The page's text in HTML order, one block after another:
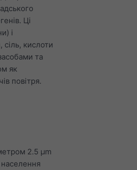
Ці
і
кислоти
та
як
повітря.
2.5 μm